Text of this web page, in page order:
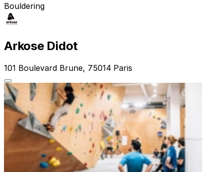
Bouldering
Arkose Didot
101 Boulevard Brune, 75014 Paris